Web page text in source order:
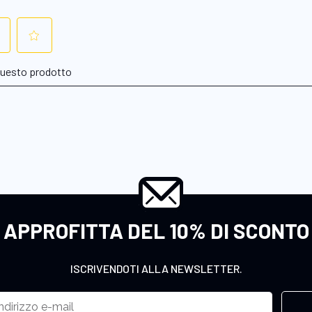
APPROFITTA DEL 10% DI SCONTO
ISCRIVENDOTI ALLA NEWSLETTER.